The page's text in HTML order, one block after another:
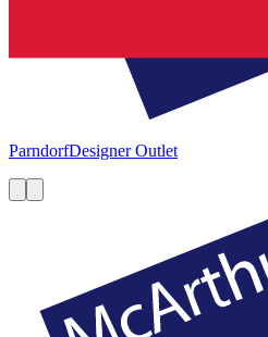
ParndorfDesigner Outlet